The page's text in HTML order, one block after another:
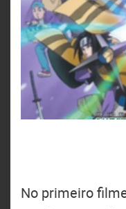
No primeiro